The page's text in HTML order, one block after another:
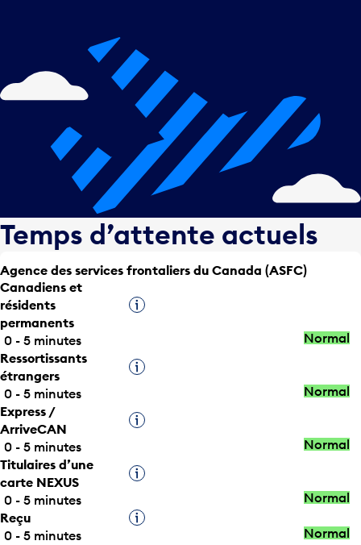
Temps d’attente actuels
Agence des services frontaliers du Canada (ASFC)
Canadiens et
résidents
permanents
Infobulle
0 - 5 minutes
Normal
Ressortissants
étrangers
Infobulle
0 - 5 minutes
Normal
Express /
ArriveCAN
Infobulle
0 - 5 minutes
Normal
Titulaires d’une
carte NEXUS
Infobulle
0 - 5 minutes
Normal
Reçu
Infobulle
0 - 5 minutes
Normal